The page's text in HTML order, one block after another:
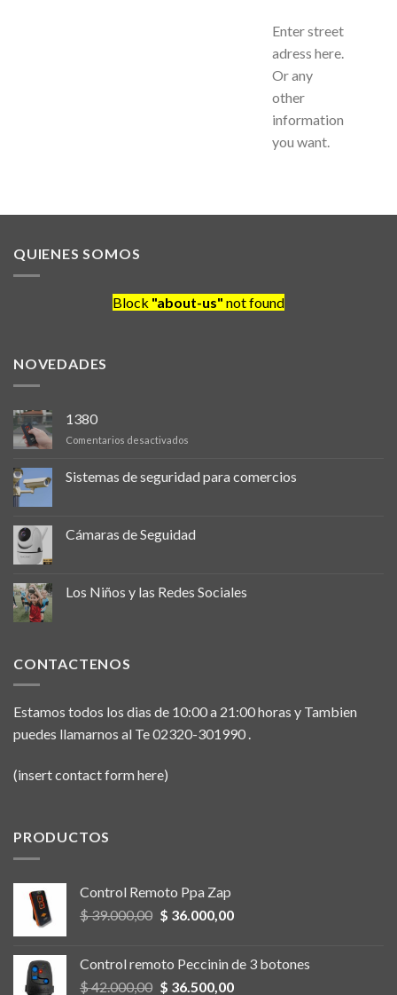
Enter street
adress here.
Or any
other
information
you want.
QUIENES SOMOS
Block "about-us" not found
NOVEDADES
1380
Comentarios desactivados
Sistemas de seguridad para comercios
Cámaras de Seguidad
Los Niños y las Redes Sociales
CONTACTENOS
Estamos todos los dias de 10:00 a 21:00 horas y Tambien
puedes llamarnos al Te 02320-301990 .
(insert contact form here)
PRODUCTOS
Control Remoto Ppa Zap
$39.000,00 Original
$ 39.000,00.
$ 36.000,00Current
$ 36.000,00.
Control remoto Peccinin de 3 botones
$42.000,00 Original
$ 36.500,00Current